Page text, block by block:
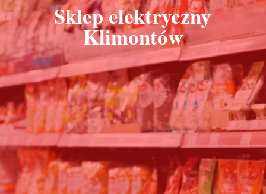
Sklep elektryczny
Klimontów